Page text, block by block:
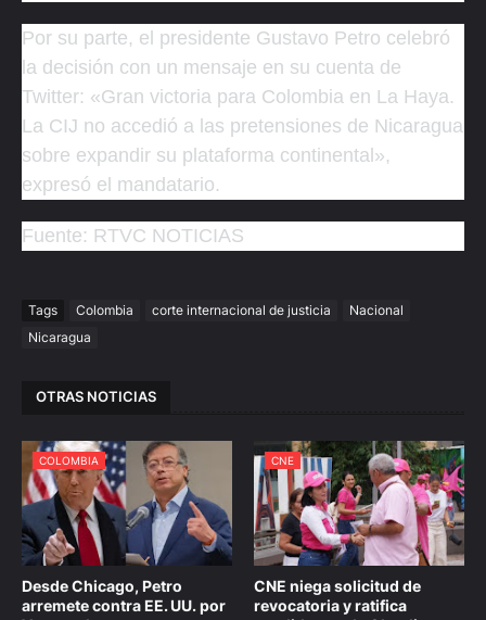
Por su parte, el presidente Gustavo Petro celebró
la decisión con un mensaje en su cuenta de
Twitter: «Gran victoria para Colombia en La Haya.
La CIJ no accedió a las pretensiones de Nicaragua
sobre expandir su plataforma continental»,
expresó el mandatario.
Fuente: RTVC NOTICIAS
Tags Colombia corte internacional de justicia
Nacional
Nicaragua
OTRAS NOTICIAS
COLOMBIA
Desde Chicago, Petro
arremete contra EE. UU. por
CNE
CNE niega solicitud de
revocatoria y ratifica